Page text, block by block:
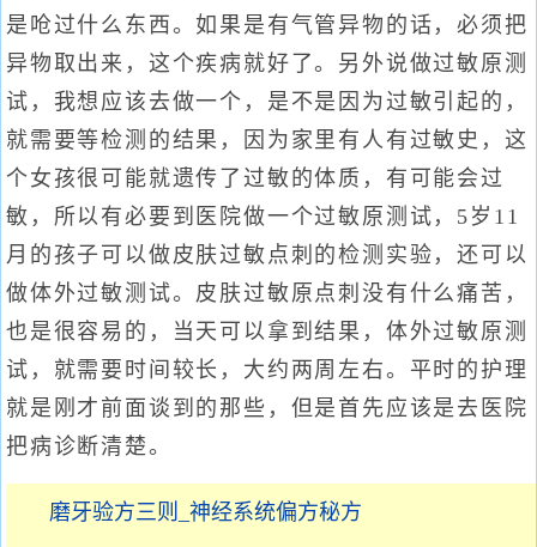
是呛过什么东西。如果是有气管异物的话，必须把
异物取出来，这个疾病就好了。另外说做过敏原测
试，我想应该去做一个，是不是因为过敏引起的，
就需要等检测的结果，因为家里有人有过敏史，这
个女孩很可能就遗传了过敏的体质，有可能会过
敏，所以有必要到医院做一个过敏原测试，5岁11
月的孩子可以做皮肤过敏点刺的检测实验，还可以
做体外过敏测试。皮肤过敏原点刺没有什么痛苦，
也是很容易的，当天可以拿到结果，体外过敏原测
试，就需要时间较长，大约两周左右。平时的护理
就是刚才前面谈到的那些，但是首先应该是去医院
把病诊断清楚。
磨牙验方三则_神经系统偏方秘方